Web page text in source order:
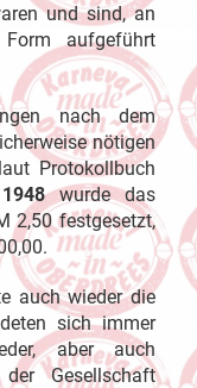
und sind, an
aufgeführt
nach dem
nötigen
laut Protokollbuch
1948wurde das
2,50 festgesetzt,
auch wieder die
sich immer
aber auch
Gesellschaft